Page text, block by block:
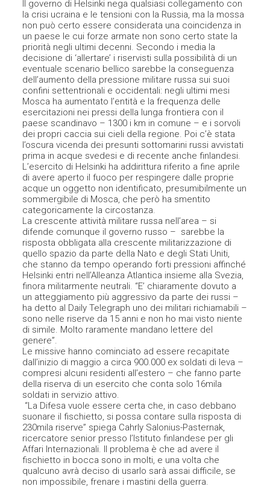
Il governo di Helsinki nega qualsiasi collegamento con
la crisi ucraina e le tensioni con la Russia, ma la mossa
non può certo essere considerata una coincidenza in
un paese le cui forze armate non sono certo state la
priorità negli ultimi decenni. Secondo i media la
decisione di ‘allertare’ i riservisti sulla possibilità di un
eventuale scenario bellico sarebbe la conseguenza
dell’aumento della pressione militare russa sui suoi
confini settentrionali e occidentali: negli ultimi mesi
Mosca ha aumentato l’entità e la frequenza delle
esercitazioni nei pressi della lunga frontiera con il
paese scandinavo – 1300 i km in comune – e i sorvoli
dei propri caccia sui cieli della regione. Poi c’è stata
l’oscura vicenda dei presunti sottomarini russi avvistati
prima in acque svedesi e di recente anche finlandesi.
L’esercito di Helsinki ha addirittura riferito a fine aprile
di avere aperto il fuoco per respingere dalle proprie
acque un oggetto non identificato, presumibilmente un
sommergibile di Mosca, che però ha smentito
categoricamente la circostanza.
La crescente attività militare russa nell’area – si
difende comunque il governo russo – sarebbe la
risposta obbligata alla crescente militarizzazione di
quello spazio da parte della Nato e degli Stati Uniti,
che stanno da tempo operando forti pressioni affinché
Helsinki entri nell’Alleanza Atlantica insieme alla Svezia,
finora militarmente neutrali. “E’ chiaramente dovuto a
un atteggiamento più aggressivo da parte dei russi –
ha detto al Daily Telegraph uno dei militari richiamabili –
sono nelle riserve da 15 anni e non ho mai visto niente
di simile. Molto raramente mandano lettere del
genere”.
Le missive hanno cominciato ad essere recapitate
dall’inizio di maggio a circa 900.000 ex soldati di leva –
compresi alcuni residenti all’estero – che fanno parte
della riserva di un esercito che conta solo 16mila
soldati in servizio attivo.
“La Difesa vuole essere certa che, in caso debbano
suonare il fischietto, si possa contare sulla risposta di
230mila riserve” spiega Cahrly Salonius-Pasternak,
ricercatore senior presso l’Istituto finlandese per gli
Affari Internazionali. Il problema è che ad avere il
fischietto in bocca sono in molti, e una volta che
qualcuno avrà deciso di usarlo sarà assai difficile, se
non impossibile, frenare i mastini della guerra.